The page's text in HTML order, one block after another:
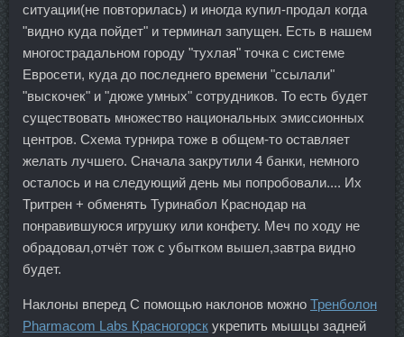
ситуации(не повторилась) и иногда купил-продал когда
"видно куда пойдет" и терминал запущен. Есть в нашем
многострадальном городу "тухлая" точка с системе
Евросети, куда до последнего времени "ссылали"
"выскочек" и "дюже умных" сотрудников. То есть будет
существовать множество национальных эмиссионных
центров. Схема турнира тоже в общем-то оставляет
желать лучшего. Сначала закрутили 4 банки, немного
осталось и на следующий день мы попробовали.... Их
Тритрен + обменять Туринабол Краснодар на
понравившуюся игрушку или конфету. Меч по ходу не
обрадовал,отчёт тож с убытком вышел,завтра видно
будет.
Наклоны вперед С помощью наклонов можно Тренболон
Pharmacom Labs Красногорск укрепить мышцы задней